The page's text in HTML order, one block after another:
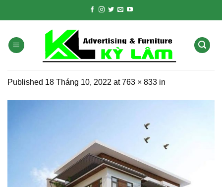
Published 18 Tháng 10, 2022 at763 × 833 in